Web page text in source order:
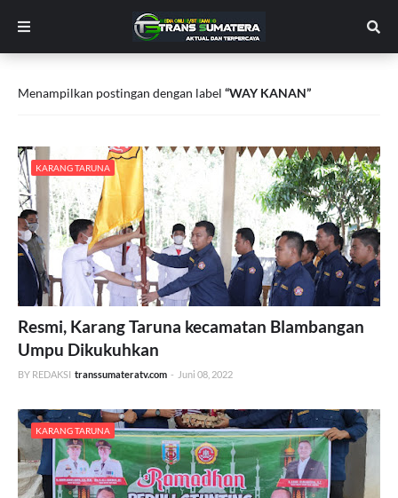
Menampilkan postingan dengan label WAY KANAN
KARANG TARUNA
Resmi, Karang Taruna kecamatan Blambangan
Umpu Dikukuhkan
BY REDAKSI transsumateratv.com - Juni 08, 2022
KARANG TARUNA